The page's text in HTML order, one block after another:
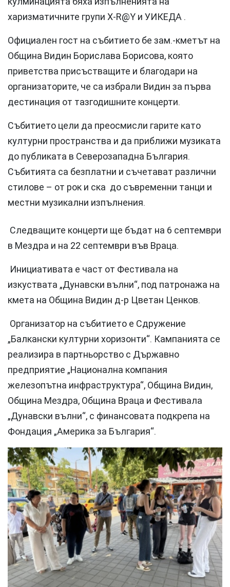
харизматичните групи X-R@Y и УИКЕДА .
Официален гост на събитието бе зам.-кметът на
Община Видин Борислава Борисова, която
приветства присъстващите и благодари на
организаторите, че са избрали Видин за първа
дестинация от тазгодишните концерти.
Събитието цели да преосмисли гарите като
културни пространства и да приближи музиката
до публиката в Северозападна България.
Събитията са безплатни и съчетават различни
стилове – от рок и ска до съвременни танци и
местни музикални изпълнения.
Следващите концерти ще бъдат на 6 септември
в Мездра и на 22 септември във Враца.
Инициативата е част от Фестивала на
изкуствата „Дунавски вълни“, под патронажа на
кмета на Община Видин д-р Цветан Ценков.
Организатор на събитието е Сдружение
„Балкански културни хоризонти“. Кампанията се
реализира в партньорство с Държавно
предприятие „Национална компания
железопътна инфраструктура“, Община Видин,
Община Мездра, Община Враца и Фестивала
„Дунавски вълни“, с финансовата подкрепа на
Фондация „Америка за България“.